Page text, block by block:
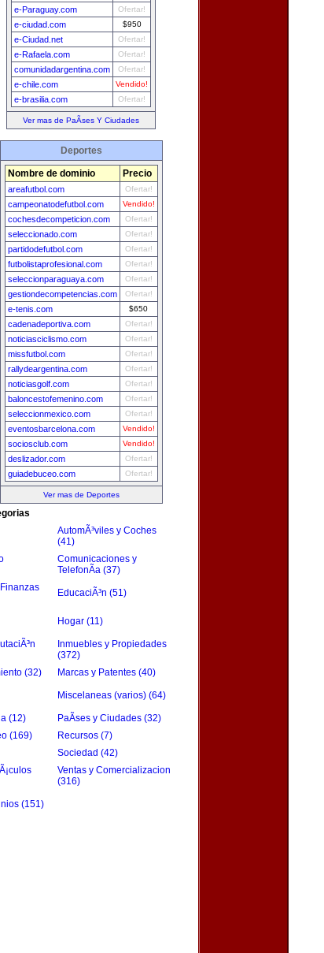
e-Paraguay.com Ofertar!
e-ciudad.com $950
e-Ciudad.net Ofertar!
e-Rafaela.com Ofertar!
comunidadargentina.com Ofertar!
e-chile.com Vendido!
e-brasilia.com Ofertar!
Ver mas de PaÃ­ses Y Ciudades
Deportes
Nombre de dominio Precio
areafutbol.com Ofertar!
campeonatodefutbol.com Vendido!
cochesdecompeticion.com Ofertar!
seleccionado.com Ofertar!
partidodefutbol.com Ofertar!
futbolistaprofesional.com Ofertar!
seleccionparaguaya.com Ofertar!
gestiondecompetencias.com Ofertar!
e-tenis.com $650
cadenadeportiva.com Ofertar!
noticiasciclismo.com Ofertar!
missfutbol.com Ofertar!
rallydeargentina.com Ofertar!
noticiasgolf.com Ofertar!
baloncestofemenino.com Ofertar!
seleccionmexico.com Ofertar!
eventosbarcelona.com Vendido!
sociosclub.com Vendido!
deslizador.com Ofertar!
guiadebuceo.com Ofertar!
Ver mas de Deportes
AutomÃ³viles y Coches
(41)
Comunicaciones y
TelefonÃ­a (37)
EducaciÃ³n (51)
Hogar (11)
Inmuebles y Propiedades
(372)
(32)
Marcas y Patentes (40)
Miscelaneas (varios) (64)
(12)
PaÃ­ses y Ciudades (32)
(169)
Recursos (7)
Sociedad (42)
Ventas y Comercializacion
(316)
(151)